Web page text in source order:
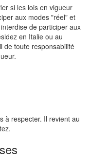
si les lois en vigueur
aux modes "réel" et
de participer aux
en Italie ou au
de toute responsabilité
à respecter. Il revient au